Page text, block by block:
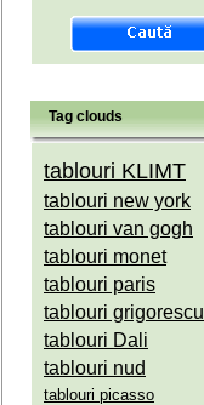
Tag clouds
tablouri KLIMT
tablouri new york
tablouri van gogh
tablouri monet
tablouri paris
tablouri grigorescu
tablouri Dali
tablouri nud
tablouri picasso